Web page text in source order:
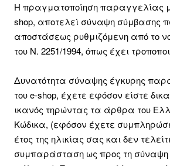
Η πραγματοποίηση παραγγελίας
shop, αποτελεί σύναψη σύμβασης
αποστάσεως ρυθμιζόμενη από το
του Ν. 2251/1994, όπως έχει
Δυνατότητα σύναψης έγκυρης
του e-shop, έχετε εφόσον είστε
ικανός τηρώντας τα άρθρα του
Κώδικα, (εφόσον έχετε
έτος της ηλικίας σας και δεν
συμπαράσταση ως προς τη